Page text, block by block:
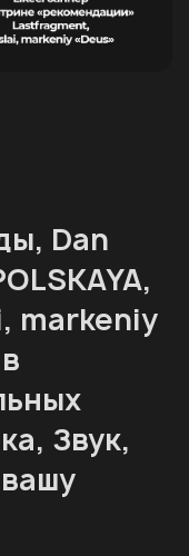
Dan
markeniy
Звук,